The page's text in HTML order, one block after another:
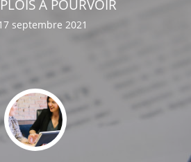
À POURVOIR
septembre 2021